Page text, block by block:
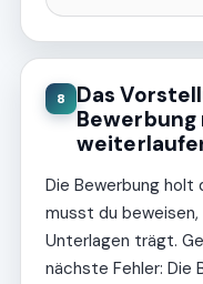
8
Das
Bewerbung
Die Bewerbung holt
musst du
Unterlagen trägt.
nächste Fehler: Die